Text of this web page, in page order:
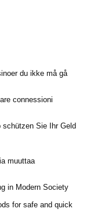
du ikke må gå
connessioni
schützen Sie Ihr Geld
muuttaa
in Modern Society
for safe and quick